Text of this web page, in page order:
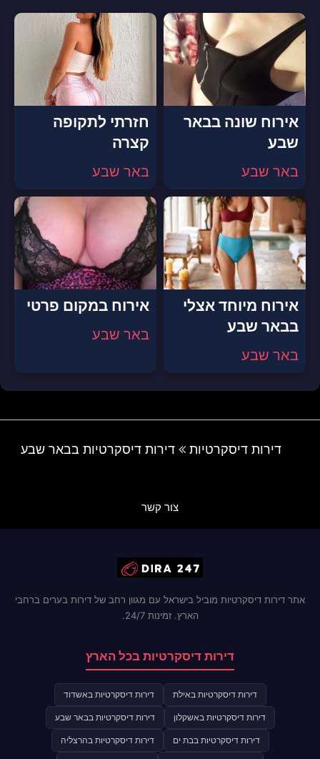
אירוח שונה בבאר
שבע
באר שבע
חזרתי לתקופה
קצרה
באר שבע
אירוח מיוחד אצלי
בבאר שבע
באר שבע
אירוח במקום פרטי
באר שבע
דירות דיסקרטיות דירות דיסקרטיות בבאר שבע
צור קשר
אתר דירות דיסקרטיות מוביל בישראל עם מגוון רחב של דירות בערים ברחבי
הארץ. זמינות 24/7.
דירות דיסקרטיות בכל הארץ
דירות דיסקרטיות באילת דירות דיסקרטיות באשדוד
דירות דיסקרטיות באשקלון דירות דיסקרטיות בבאר שבע
דירות דיסקרטיות בבת ים דירות דיסקרטיות בהרצליה